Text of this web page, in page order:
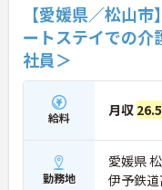
【愛媛県／松山
ートステイでの介
社員＞
給料 月収
勤務地
愛媛県
伊予鉄